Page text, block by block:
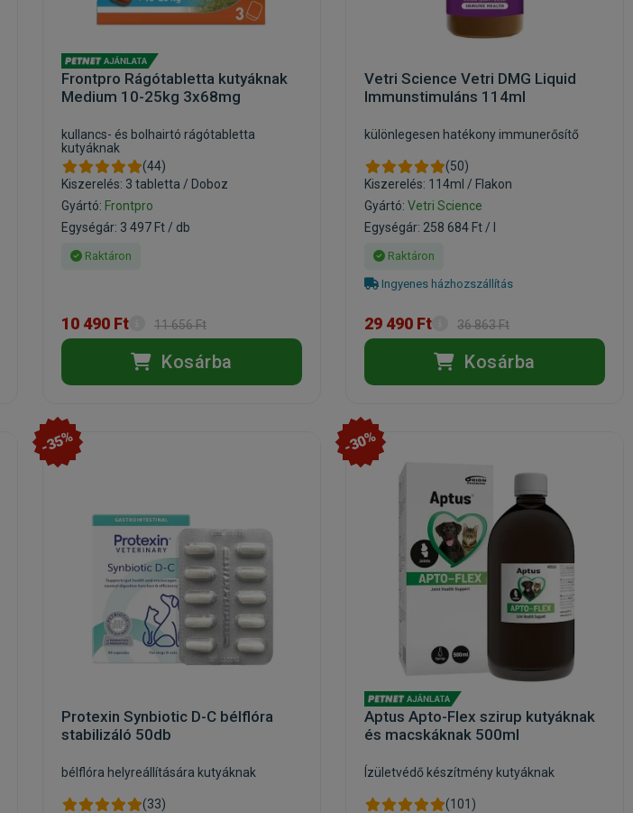
Frontpro Rágótabletta kutyáknak
Medium 10-25kg 3x68mg
kullancs- és bolhairtó rágótabletta
kutyáknak
(44)
Kiszerelés: 3 tabletta / Doboz
Gyártó: Frontpro
Egységár: 3 497 Ft / db
Raktáron
10 490 Ft 11 656 Ft
Kosárba
Vetri Science Vetri DMG Liquid
Immunstimuláns 114ml
különlegesen hatékony immunerősítő
(50)
Kiszerelés: 114ml / Flakon
Gyártó: Vetri Science
Egységár: 258 684 Ft / l
Raktáron
Ingyenes házhozszállítás
29 490 Ft 36 863 Ft
Kosárba
-35%
Protexin Synbiotic D-C bélflóra
stabilizáló 50db
bélflóra helyreállítására kutyáknak
(33)
-30%
Aptus Apto-Flex szirup kutyáknak
és macskáknak 500ml
Ízületvédő készítmény kutyáknak
(101)